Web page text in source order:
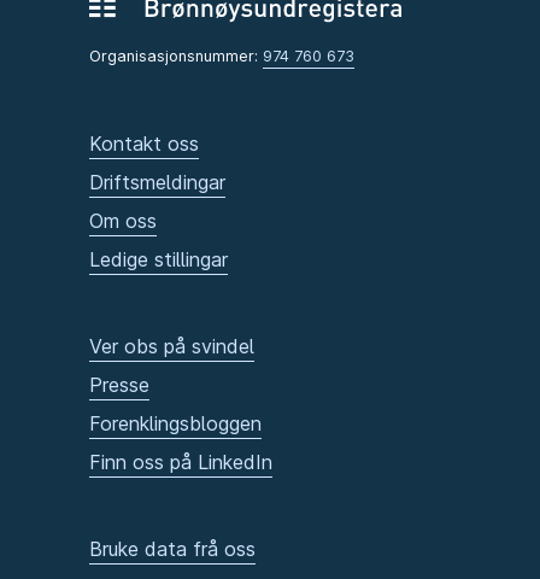
Organisasjonsnummer: 974 760 673
Kontakt oss
Driftsmeldingar
Om oss
Ledige stillingar
Ver obs på svindel
Presse
Forenklingsbloggen
Finn oss på LinkedIn
Bruke data frå oss